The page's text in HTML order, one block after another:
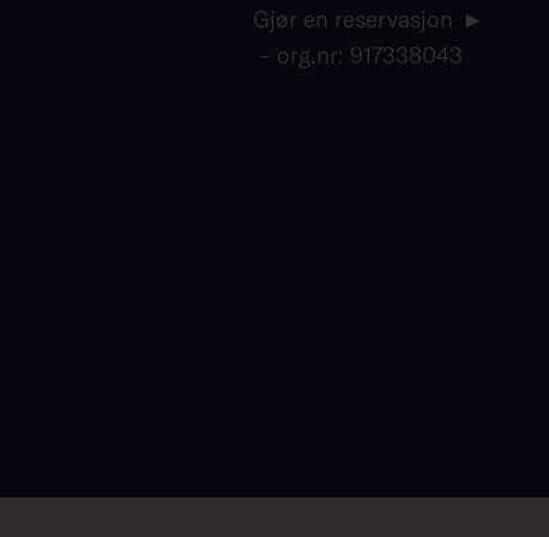
Gjør en reservasjon
– org.nr: 917338043